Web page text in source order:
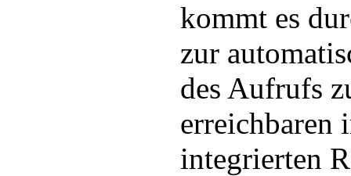
kommt es
zur
des Aufrufs
erreichbaren
integrierten